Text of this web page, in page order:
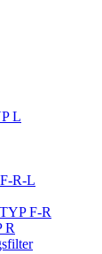
L
R-L
F-R
R